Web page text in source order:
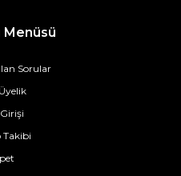
Menüsü
Sorular
Takibi